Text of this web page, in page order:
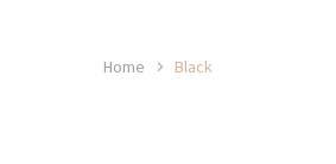
Home Black